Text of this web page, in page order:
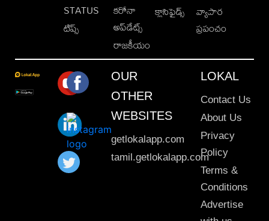
STATUS
టిప్స్
కరోనా
అప్‌డేట్స్
రాజకీయం
క్లాసిఫైడ్స్
వ్యాపార
ప్రపంచం
OUR
OTHER
WEBSITES
getlokalapp.com
tamil.getlokalapp.com
LOKAL
Contact Us
About Us
Privacy
Policy
Terms &
Conditions
Advertise